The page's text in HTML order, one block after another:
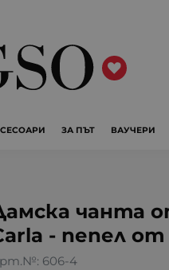
ЗА ПЪТ ВАУЧЕРИ
чанта
- пепел от
606-4